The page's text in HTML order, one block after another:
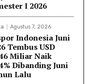
I 2026
Agustus 7, 2026
Indonesia Juni
Tembus USD
Miliar Naik
Dibanding Juni
Lalu